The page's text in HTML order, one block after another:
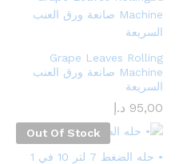
Grape Leaves Rolling
Machine صانعة ورق العنب
السريعة
95,00 د.إ
Out Of Stock
• حله الضغط 7 لتر 10 في 1